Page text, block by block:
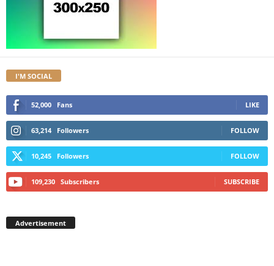
I'M SOCIAL
52,000 Fans LIKE
63,214 Followers FOLLOW
10,245 Followers FOLLOW
109,230 Subscribers SUBSCRIBE
Advertisement